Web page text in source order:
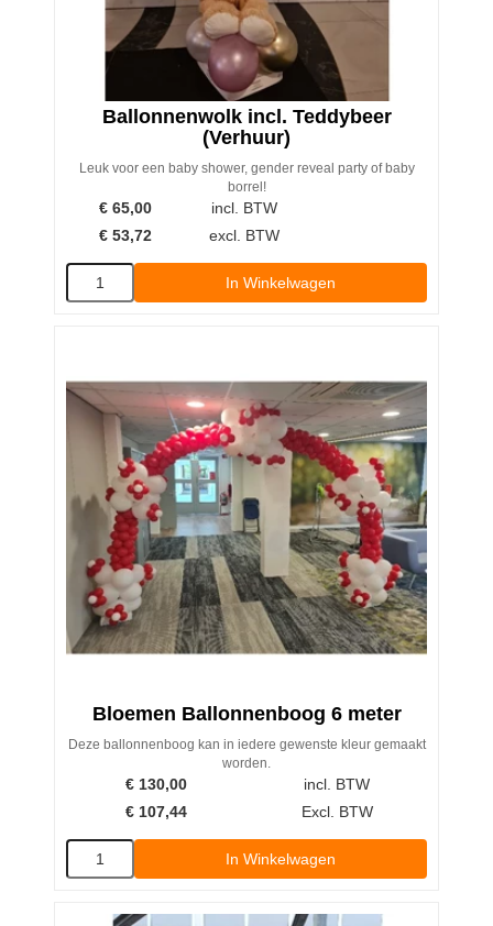
Ballonnenwolk incl. Teddybeer
(Verhuur)
Leuk voor een baby shower, gender reveal party of baby
borrel!
€ 65,00
incl. BTW
€ 53,72 excl. BTW
In Winkelwagen
Bloemen Ballonnenboog 6 meter
Deze ballonnenboog kan in iedere gewenste kleur gemaakt
worden.
€ 130,00
incl. BTW
€ 107,44 Excl. BTW
In Winkelwagen